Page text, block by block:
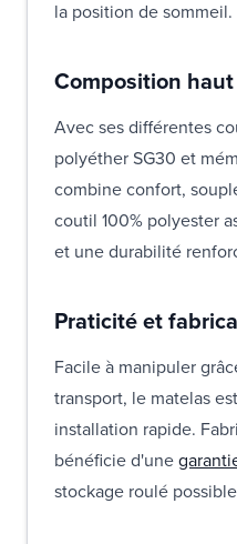
la position de sommeil.
Composition
Avec ses différentes
polyéther SG30 et
combine confort,
coutil 100% polyester
et une durabilité
Praticité et
Facile à manipuler
transport, le matelas
installation rapide.
bénéficie d'une
stockage roulé